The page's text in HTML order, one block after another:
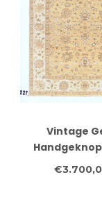
Vintage
Tapijt